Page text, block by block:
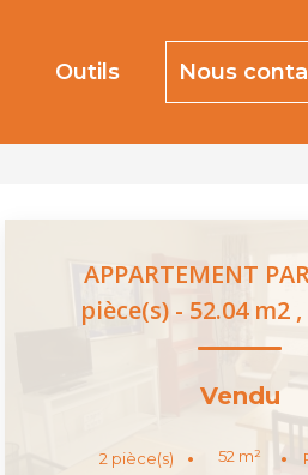
Outils Nous
APPARTEMENT
pièce(s) - 52.04 m2 ,
Vendu
2 pièce(s) 52 m²